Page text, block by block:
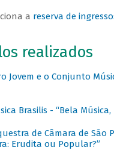
a reserva de
realizados
Jovem e o Conjunto
Brasilis - “Bela Música,
de Câmara de São
Erudita ou Popular?”